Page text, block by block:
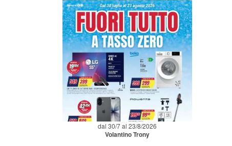
dal 30/7 al 23/8/2026
Volantino Trony